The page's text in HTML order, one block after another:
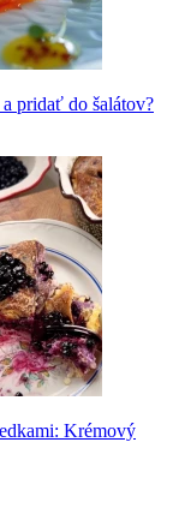
pridať do šalátov?
Krémový